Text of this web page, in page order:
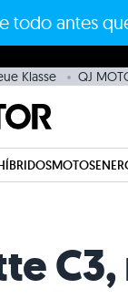
todo antes
Klasse QJ
MOTOS
C3,